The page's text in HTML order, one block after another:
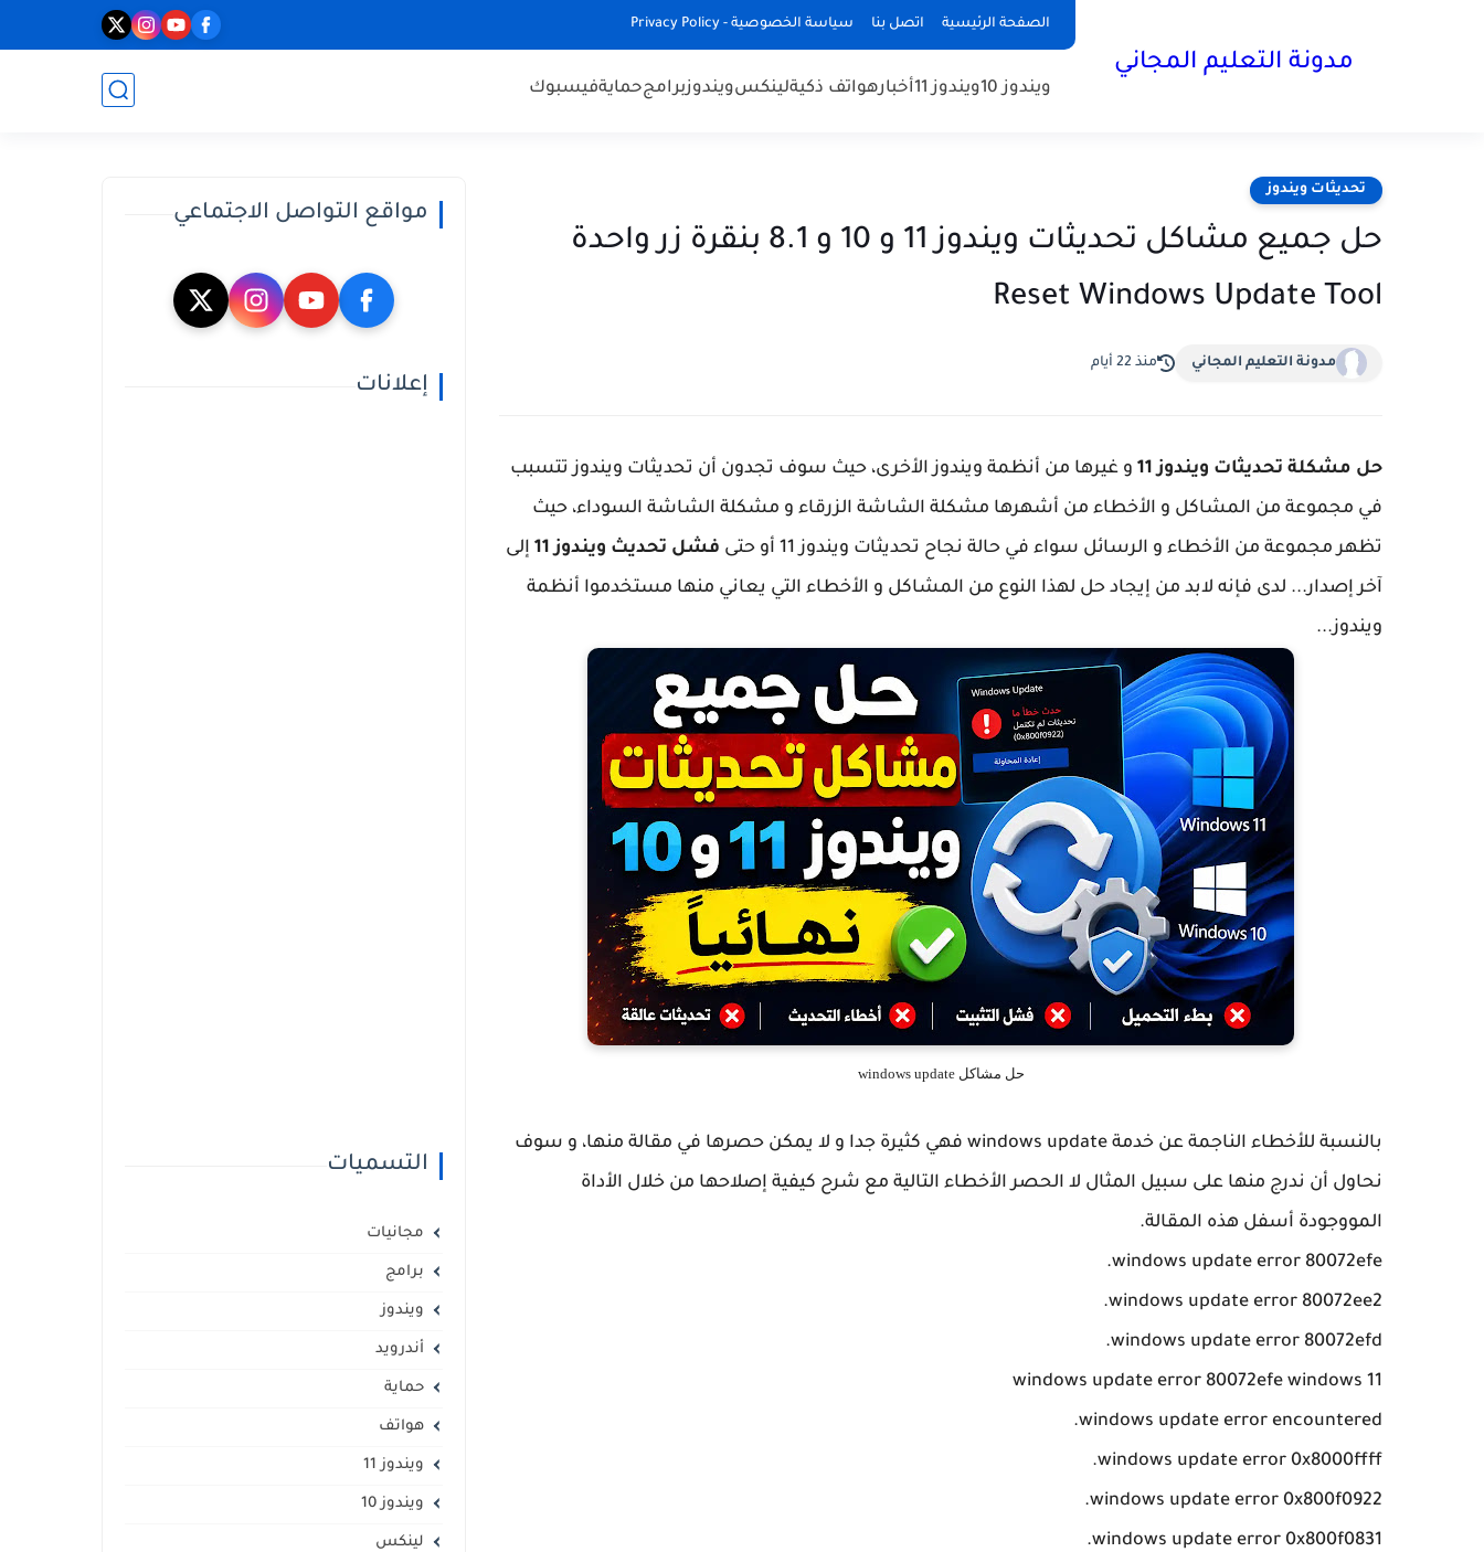
الصفحة الرئيسية اتصل بنا سياسة الخصوصية - Privacy Policy
مدونة التعليم المجاني
ويندوز 10 ويندوز 11 أخبارهواتف ذكيةلينكسويندوزبرامجحمايةفيسبوك
تحديثات ويندوز
حل جميع مشاكل تحديثات ويندوز 11 و 10 و 8.1 بنقرة زر واحدة
Reset Windows Update Tool
مدونة التعليم المجاني منذ 22 أيام
حل مشكلة تحديثات ويندوز 11
و غيرها من أنظمة ويندوز الأخرى، حيث سوف تجدون أن تحديثات ويندوز تتسبب
في مجموعة من المشاكل و الأخطاء من أشهرها مشكلة الشاشة الزرقاء و مشكلة الشاشة السوداء، حيث
تظهر مجموعة من الأخطاء و الرسائل سواء في حالة نجاح تحديثات ويندوز 11 أو حتى
فشل تحديث ويندوز 11
إلى
آخر إصدار... لدى فإنه لابد من إيجاد حل لهذا النوع من المشاكل و الأخطاء التي يعاني منها مستخدموا أنظمة
ويندوز...
حل مشاكل windows update
بالنسبة للأخطاء الناجمة عن خدمة windows update فهي كثيرة جدا و لا يمكن حصرها في مقالة منها، و سوف
نحاول أن ندرج منها على سبيل المثال لا الحصر الأخطاء التالية مع شرح كيفية إصلاحها من خلال الأداة
المووجودة أسفل هذه المقالة.
windows update error 80072efe.
windows update error 80072ee2.
windows update error 80072efd.
windows update error 80072efe windows 11
windows update error encountered.
windows update error 0x8000ffff.
windows update error 0x800f0922.
windows update error 0x800f0831.
مواقع التواصل الاجتماعي
إعلانات
التسميات
مجانيات
برامج
ويندوز
أندرويد
حماية
هواتف
ويندوز 11
ويندوز 10
لينكس